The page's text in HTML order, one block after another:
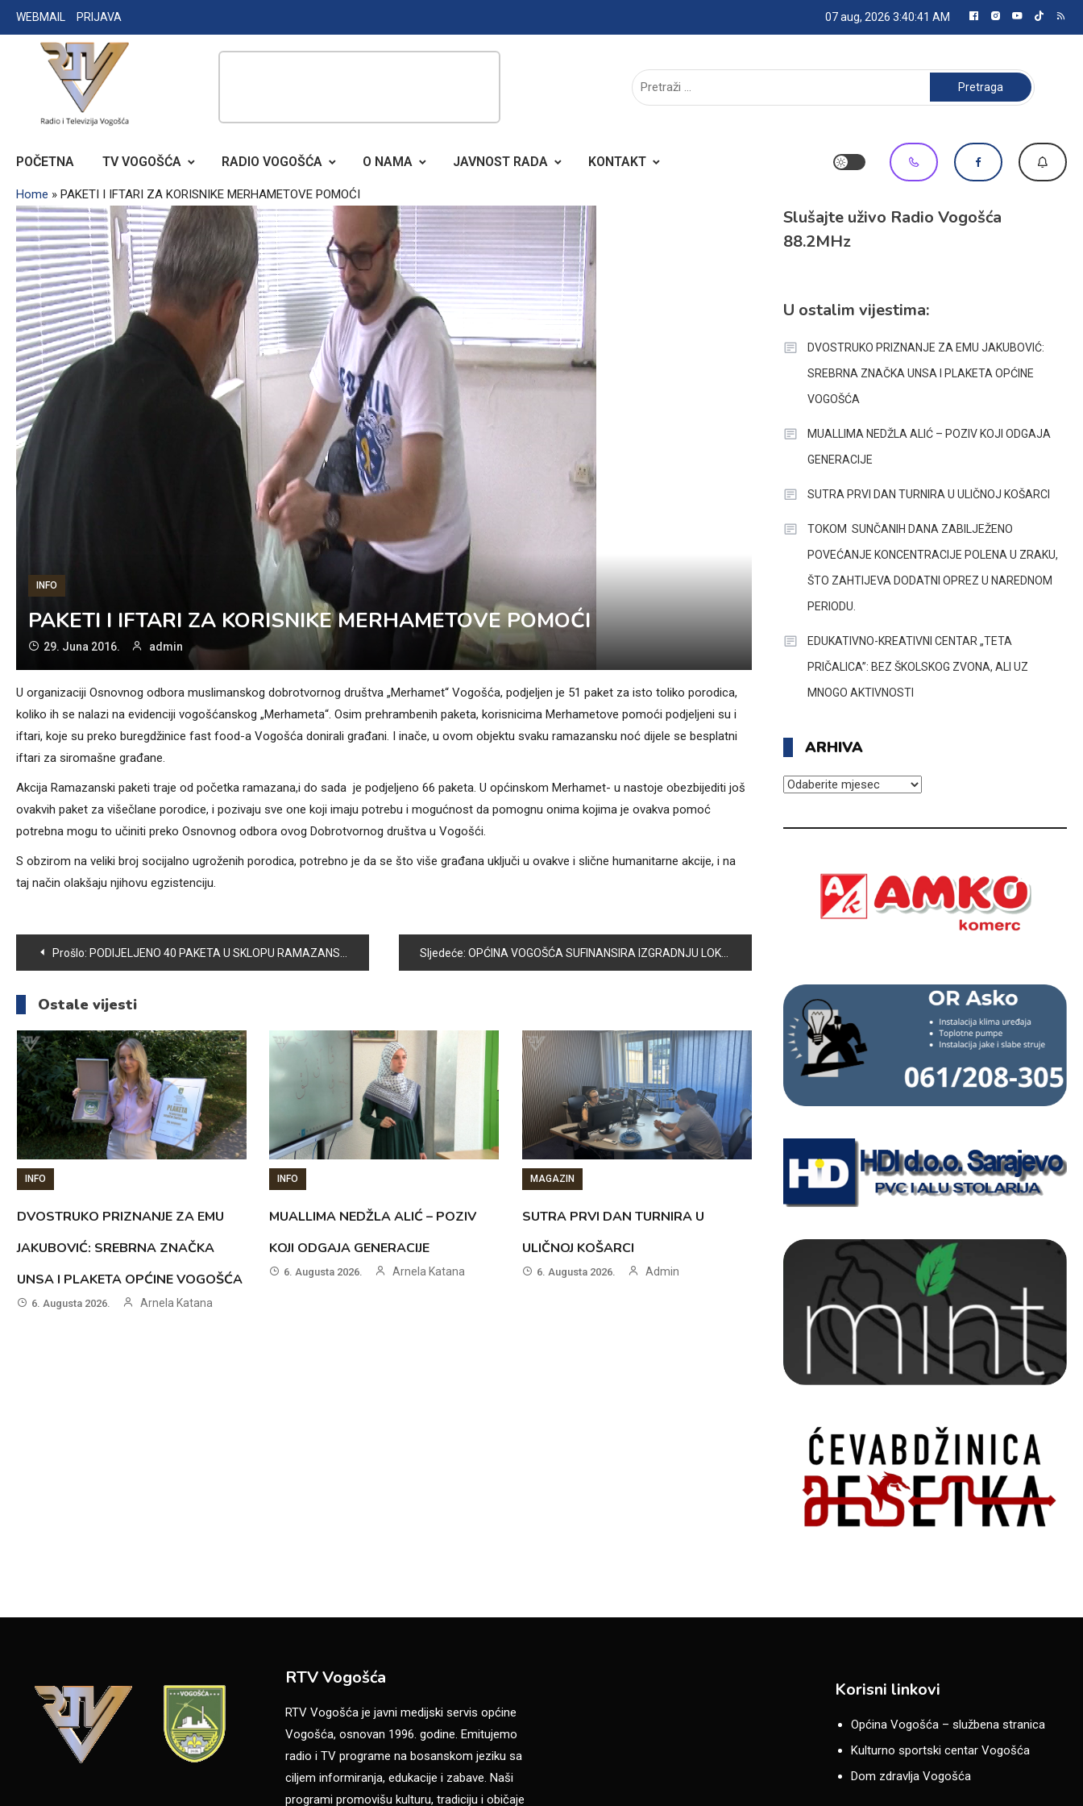
Skip
to
WEBMAIL PRIJAVA 07 aug, 2026 3:40:42 AM
RADIO TELEVIZIJA VOGOŠĆA
Pretraga:
POČETNA TV VOGOŠĆA RADIO VOGOŠĆA O NAMA JAVNOST RADA KONTAKT
Home » PAKETI I IFTARI ZA KORISNIKE MERHAMETOVE POMOĆI
INFO
PAKETI I IFTARI ZA KORISNIKE MERHAMETOVE POMOĆI
29. Juna 2016. admin
U organizaciji Osnovnog odbora muslimanskog dobrotvornog društva „Merhamet“ Vogošća, podjeljen je 51 paket za isto toliko porodica,
koliko ih se nalazi na evidenciji vogošćanskog „Merhameta“. Osim prehrambenih paketa, korisnicima Merhametove pomoći podjeljeni su i
iftari, koje su preko buregdžinice fast food-a Vogošća donirali građani. I inače, u ovom objektu svaku ramazansku noć dijele se besplatni
iftari za siromašne građane.
Akcija Ramazanski paketi traje od početka ramazana,i do sada je podjeljeno 66 paketa. U općinskom Merhamet- u nastoje obezbijediti još
ovakvih paket za višečlane porodice, i pozivaju sve one koji imaju potrebu i mogućnost da pomognu onima kojima je ovakva pomoć
potrebna mogu to učiniti preko Osnovnog odbora ovog Dobrotvornog društva u Vogošći.
S obzirom na veliki broj socijalno ugroženih porodica, potrebno je da se što više građana uključi u ovakve i slične humanitarne akcije, i na
taj način olakšaju njihovu egzistenciju.
Navigacija
članaka
Prošlo: PODIJELJENO 40 PAKETA U SKLOPU RAMAZANSKIH AKTIVNOSTI OU “TEMPO” Sljedeće: OPĆINA VOGOŠĆA SUFINANSIRA IZGRADNJU LOKALNIH VODOVODA
Ostale vijesti
INFO
DVOSTRUKO PRIZNANJE ZA EMU
JAKUBOVIĆ: SREBRNA ZNAČKA
UNSA I PLAKETA OPĆINE VOGOŠĆA
6. Augusta 2026. Arnela Katana
INFO
MUALLIMA NEDŽLA ALIĆ – POZIV
KOJI ODGAJA GENERACIJE
6. Augusta 2026. Arnela Katana
MAGAZIN
SUTRA PRVI DAN TURNIRA U
ULIČNOJ KOŠARCI
6. Augusta 2026. Admin
Slušajte uživo Radio Vogošća
88.2MHz
U ostalim vijestima:
DVOSTRUKO PRIZNANJE ZA EMU JAKUBOVIĆ:
SREBRNA ZNAČKA UNSA I PLAKETA OPĆINE
VOGOŠĆA
MUALLIMA NEDŽLA ALIĆ – POZIV KOJI ODGAJA
GENERACIJE
SUTRA PRVI DAN TURNIRA U ULIČNOJ KOŠARCI
TOKOM SUNČANIH DANA ZABILJEŽENO
POVEĆANJE KONCENTRACIJE POLENA U ZRAKU,
ŠTO ZAHTIJEVA DODATNI OPREZ U NAREDNOM
PERIODU.
EDUKATIVNO-KREATIVNI CENTAR „TETA
PRIČALICA”: BEZ ŠKOLSKOG ZVONA, ALI UZ
MNOGO AKTIVNOSTI
ARHIVA
ARHIVA
RTV Vogošća
RTV Vogošća je javni medijski servis općine
Vogošća, osnovan 1996. godine. Emitujemo
radio i TV programe na bosanskom jeziku sa
ciljem informiranja, edukacije i zabave. Naši
programi promovišu kulturu, tradiciju i običaje
Korisni linkovi
Općina Vogošća – službena stranica
Kulturno sportski centar Vogošća
Dom zdravlja Vogošća